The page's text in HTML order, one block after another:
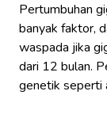
Pertumbuhan
banyak faktor,
waspada jika
dari 12 bulan.
genetik seperti